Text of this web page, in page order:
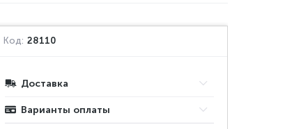
Код: 28110
Доставка
Варианты оплаты